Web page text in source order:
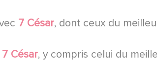
7 César, dont ceux du
7 César, y compris celui du